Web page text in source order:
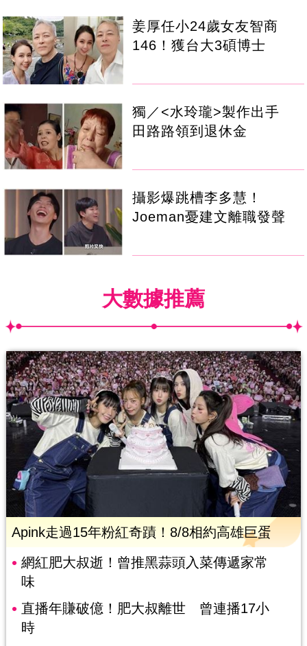
姜厚任小24歲女友智商
146！獲台大3碩博士
獨／<水玲瓏>製作出手
田路路領到退休金
攝影爆跳槽李多慧！
Joeman憂建文離職發聲
大數據推薦
Apink走過15年粉紅奇蹟！8/8相約高雄巨蛋
網紅肥大叔逝！曾推黑蒜頭入菜傳遞家常
味
直播年賺破億！肥大叔離世 曾連播17小
時